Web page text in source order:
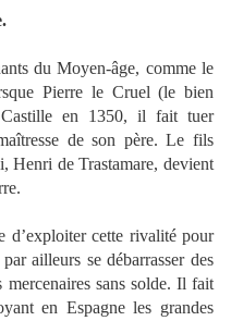
du Moyen-âge, comme le
Pierre le Cruel (le bien
en 1350, il fait tuer
de son père. Le fils
Henri de Trastamare, devient
d’exploiter cette rivalité pour
ailleurs se débarrasser des
mercenaires sans solde. Il fait
en Espagne les grandes